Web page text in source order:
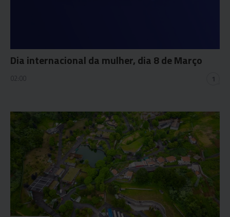
Dia internacional da mulher, dia 8 de Março
02:00 1